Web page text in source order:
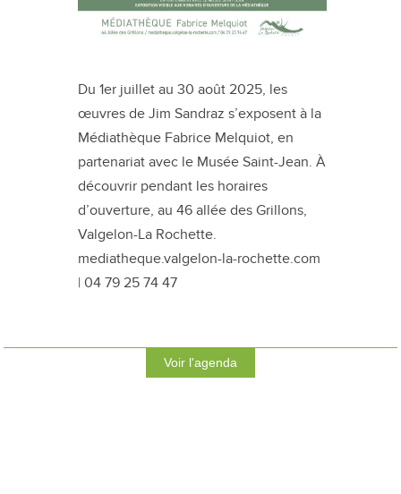
Du 1er juillet au 30 août 2025, les
œuvres de Jim Sandraz s’exposent à la
Médiathèque Fabrice Melquiot, en
partenariat avec le Musée Saint-Jean. À
découvrir pendant les horaires
d’ouverture, au 46 allée des Grillons,
Valgelon-La Rochette.
mediatheque.valgelon-la-rochette.com
| 04 79 25 74 47
Voir l'agenda